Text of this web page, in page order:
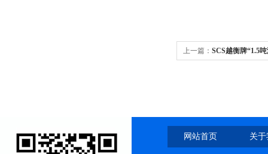
上一篇： SCS越衡牌“1.5
网站首页 关